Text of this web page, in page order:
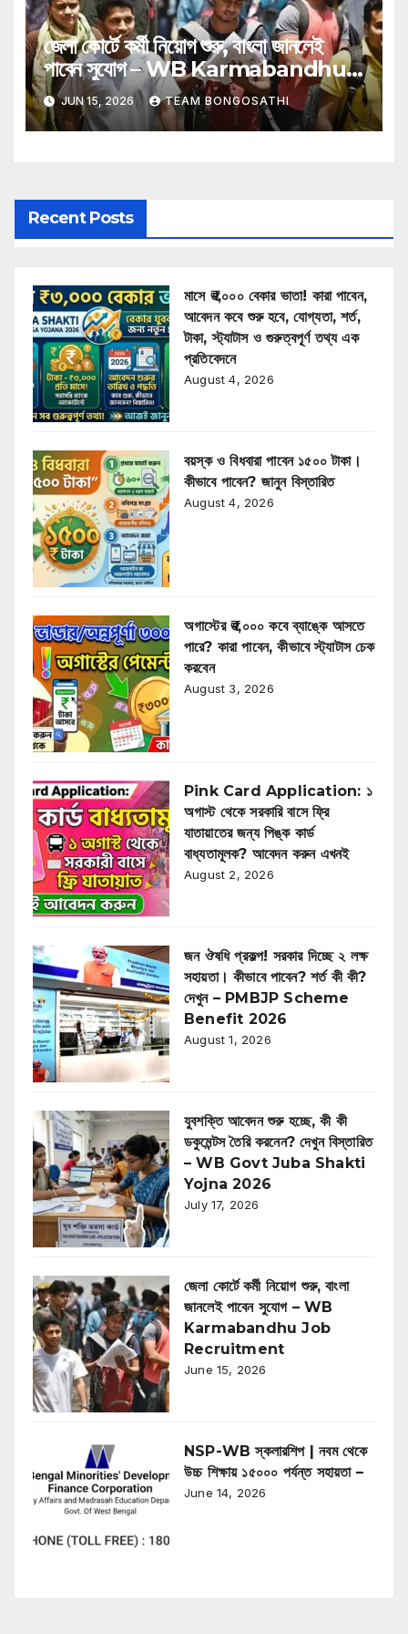
জেলা কোর্টে কর্মী নিয়োগ শুরু, বাংলা জানলেই
পাবেন সুযোগ – WB Karmabandhu
Job Recruitment
JUN 15, 2026 TEAM BONGOSATHI
Recent Posts
মাসে ₹৩,০০০ বেকার ভাতা! কারা পাবেন,
আবেদন কবে শুরু হবে, যোগ্যতা, শর্ত,
টাকা, স্ট্যাটাস ও গুরুত্বপূর্ণ তথ্য এক
প্রতিবেদনে
August 4, 2026
বয়স্ক ও বিধবারা পাবেন ১৫০০ টাকা।
কীভাবে পাবেন? জানুন বিস্তারিত
August 4, 2026
অগাস্টের ₹৩,০০০ কবে ব্যাঙ্কে আসতে
পারে? কারা পাবেন, কীভাবে স্ট্যাটাস চেক
করবেন
August 3, 2026
Pink Card Application: ১
অগাস্ট থেকে সরকারি বাসে ফ্রি
যাতায়াতের জন্য পিঙ্ক কার্ড
বাধ্যতামূলক? আবেদন করুন এখনই
August 2, 2026
জন ঔষধি প্রকল্প! সরকার দিচ্ছে ২ লক্ষ
সহায়তা। কীভাবে পাবেন? শর্ত কী কী?
দেখুন – PMBJP Scheme
Benefit 2026
August 1, 2026
যুবশক্তি আবেদন শুরু হচ্ছে, কী কী
ডকুমেন্টস তৈরি করনেন? দেখুন বিস্তারিত
– WB Govt Juba Shakti
Yojna 2026
July 17, 2026
জেলা কোর্টে কর্মী নিয়োগ শুরু, বাংলা
জানলেই পাবেন সুযোগ – WB
Karmabandhu Job
Recruitment
June 15, 2026
NSP-WB স্কলারশিপ | নবম থেকে
উচ্চ শিক্ষায় ১৫০০০ পর্যন্ত সহায়তা –
June 14, 2026